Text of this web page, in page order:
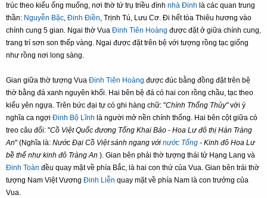
trúc theo kiểu ống muống, nơi thờ tứ trụ triều đình nhà Đinh là các quan trung
thần: Nguyễn Bặc, Đinh Điền, Trịnh Tú, Lưu Cơ. Đi hết tòa Thiêu hương vào
chính cung 5 gian. Ngai thờ Vua Đinh Tiên Hoàng được đặt ở giữa chính cung,
trang trí sơn son thếp vàng. Ngai được đặt trên bệ với tượng rồng tạc giống
như rồng nơi long sàng.
Gian giữa thờ tượng Vua Đinh Tiên Hoàng được đúc bằng đồng đặt trên bệ
thờ bằng đá xanh nguyên khối. Hai bên bệ đá có hai con rồng chầu, tạc theo
kiểu yên ngựa. Trên bức đại tự có ghi hàng chữ: "Chính Thống Thủy"với ý
nghĩa ca ngợi Đinh Bộ Lĩnh là người mở nền chính thống. Hai bên cột giữa có
treo câu đối: "Cồ Việt Quốc đương Tống Khai Bảo - Hoa Lư đô thị Hán Tràng
An" (Nghĩa là: Nước Đại Cồ Việt sánh ngang với nước Tống - Kinh đô Hoa Lư
bề thế như kinh đô Tràng An ). Gian bên phải thờ tượng thái tử Hạng Lang và
Đinh Toàn đều quay mặt về phía Bắc, là hai con thứ của Vua. Gian bên trái thờ
tượng Nam Việt Vương Đinh Liễn quay mặt về phía Nam là con trưởng của
Vua.